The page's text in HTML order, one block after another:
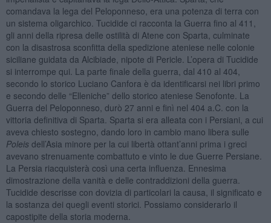
comandava la lega del Peloponneso, era una potenza di terra con
un sistema oligarchico. Tucidide ci racconta la Guerra fino al 411,
gli anni della ripresa delle ostilità di Atene con Sparta, culminate
con la disastrosa sconfitta della spedizione ateniese nelle colonie
siciliane guidata da Alcibiade, nipote di Pericle. L’opera di Tucidide
si interrompe qui. La parte finale della guerra, dal 410 al 404,
secondo lo storico Luciano Canfora è da identificarsi nei libri primo
e secondo delle “Elleniche” dello storico ateniese Senofonte. La
Guerra del Peloponneso, durò 27 anni e finì nel 404 a.C. con la
vittoria definitiva di Sparta. Sparta si era alleata con i Persiani, a cui
aveva chiesto sostegno, dando loro in cambio mano libera sulle
Poleisdell’Asia minore per la cui libertà ottant’anni prima i greci
avevano strenuamente combattuto e vinto le due Guerre Persiane.
La Persia riacquisterà così una certa influenza. Ennesima
dimostrazione della vanità e delle contraddizioni della guerra.
Tucidide descrisse con dovizia di particolari la causa, il significato e
la sostanza dei quegli eventi storici. Possiamo considerarlo il
capostipite della storia moderna.